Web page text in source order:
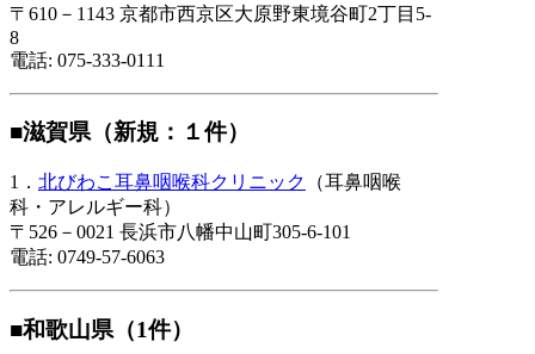
〒610－1143 京都市西京区大原野東境谷町2丁目5-
8
電話: 075-333-0111
■滋賀県（新規：１件）
1． 北びわこ耳鼻咽喉科クリニック
（耳鼻咽喉
科・アレルギー科）
〒526－0021 長浜市八幡中山町305-6-101
電話: 0749-57-6063
■和歌山県（1件）